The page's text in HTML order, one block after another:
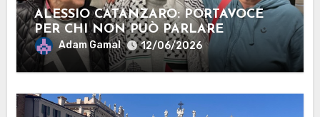
ALESSIO CATANZARO: PORTAVOCE
PER CHI NON PUÒ PARLARE
Adam Gamal 12/06/2026